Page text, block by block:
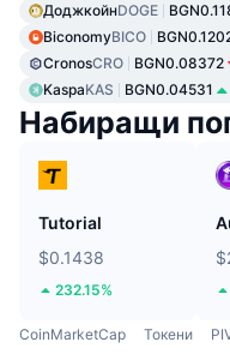
ДоджкойнDOGE
BiconomyBICO
CronosCRO BGN0.08372
KaspaKAS BGN0.04531
Набиращи
Tutorial
$0.1438
232.15%
CoinMarketCap Токени